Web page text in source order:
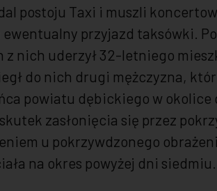
postoju Taxi i muszli
przyjazd taksówki.
nich uderzył 32-letniego
do nich drugi mężczyzna,
powiatu dębickiego w okolice
zasłonięcia się przez
u pokrzywdzonego
na okres powyżej dni siedmiu.